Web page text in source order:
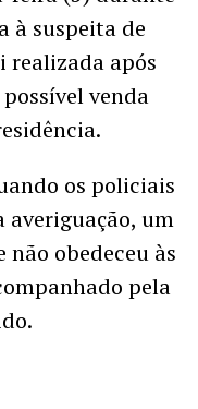
à suspeita de
realizada após
venda
os policiais
averiguação, um
obedeceu às
pela